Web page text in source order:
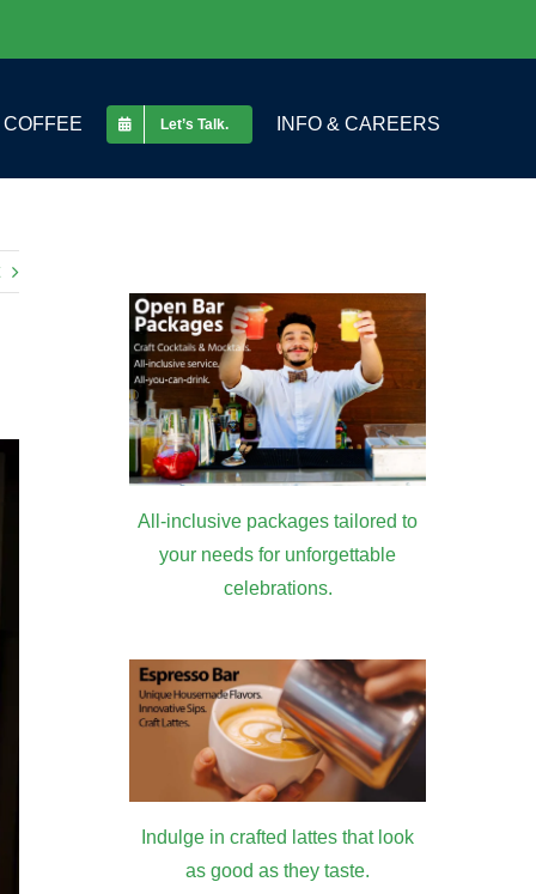
COFFEE Let’s Talk. INFO & CAREERS
All-inclusive packages tailored to
your needs for unforgettable
celebrations.
Indulge in crafted lattes that look
as good as they taste.